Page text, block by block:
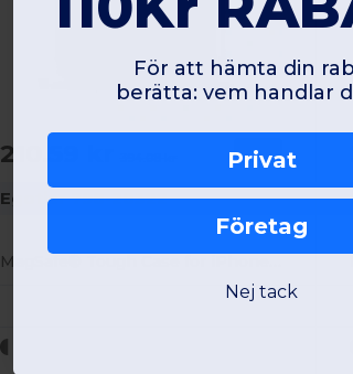
210.59 kr -47%
Egotier 798-20322
För att hämta din
berätta: vem handlar
Privat
Företag
Nej tack